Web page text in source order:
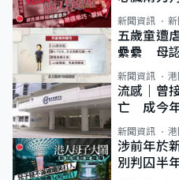
新聞資訊
五歲童遭
纍纍 母
類案最惡
新聞資訊 港
流感｜曾
亡 成今年
新聞資訊 港
涉前年於
別判囚半